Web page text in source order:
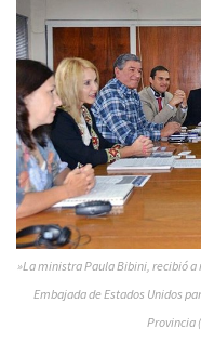
»La ministra Paula Bibini, recibió
Embajada de Estados Unidos
Provincia